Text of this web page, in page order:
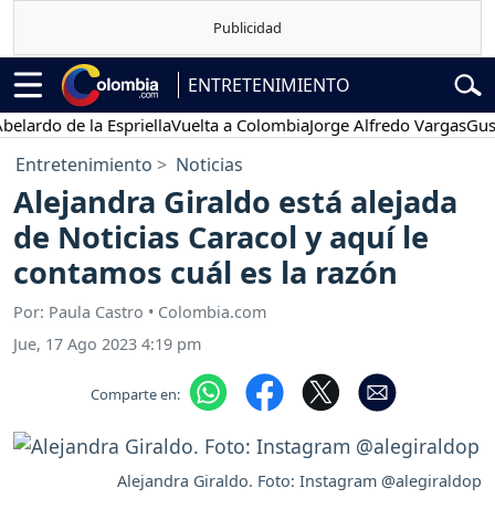
ENTRETENIMIENTO
de la EspriellaVuelta a ColombiaJorge Alfredo VargasGustavo
Entretenimiento Noticias
Alejandra Giraldo está alejada
de Noticias Caracol y aquí le
contamos cuál es la razón
Por: Paula Castro • Colombia.com
Jue, 17 Ago 2023 4:19 pm
Comparte en:
Alejandra Giraldo. Foto: Instagram @alegiraldop